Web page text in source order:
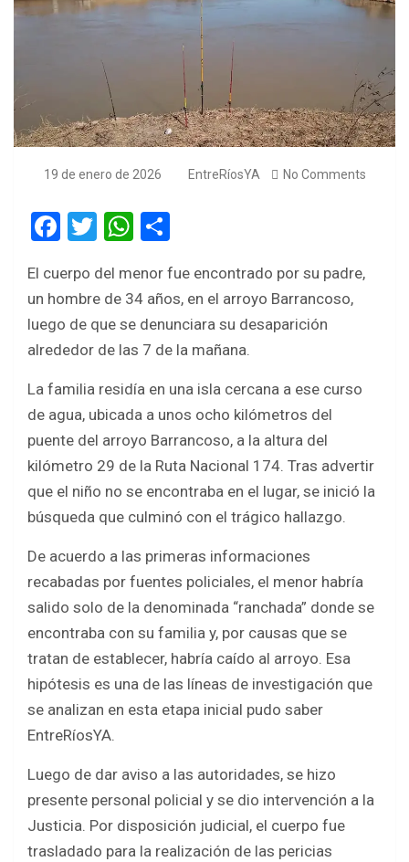
19 de enero de 2026 EntreRíosYA No Comments
F
ce
b
o
k
T
tt
er
W
at
s
A
p
ar
e
El cuerpo del menor fue encontrado por su padre,
un hombre de 34 años, en el arroyo Barrancoso,
luego de que se denunciara su desaparición
alrededor de las 7 de la mañana.
La familia residía en una isla cercana a ese curso
de agua, ubicada a unos ocho kilómetros del
puente del arroyo Barrancoso, a la altura del
kilómetro 29 de la Ruta Nacional 174. Tras advertir
que el niño no se encontraba en el lugar, se inició la
búsqueda que culminó con el trágico hallazgo.
De acuerdo a las primeras informaciones
recabadas por fuentes policiales, el menor habría
salido solo de la denominada “ranchada” donde se
encontraba con su familia y, por causas que se
tratan de establecer, habría caído al arroyo. Esa
hipótesis es una de las líneas de investigación que
se analizan en esta etapa inicial pudo saber
EntreRíosYA.
Luego de dar aviso a las autoridades, se hizo
presente personal policial y se dio intervención a la
Justicia. Por disposición judicial, el cuerpo fue
trasladado para la realización de las pericias